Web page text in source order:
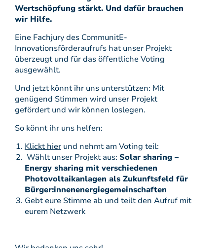
Wertschöpfung stärkt. Und dafür brauchen
wir Hilfe.
Eine Fachjury des CommunitE-
Innovationsförderaufrufs hat unser Projekt
überzeugt und für das öffentliche Voting
ausgewählt.
Und jetzt könnt ihr uns unterstützen: Mit
genügend Stimmen wird unser Projekt
gefördert und wir können loslegen.
So könnt ihr uns helfen:
Klickt hier und nehmt am Voting teil:
Wählt unser Projekt aus: Solar sharing –
Energy sharing mit verschiedenen
Photovoltaikanlagen als Zukunftsfeld für
Bürger:innenenergiegemeinschaften
Gebt eure Stimme ab und teilt den Aufruf mit
eurem Netzwerk